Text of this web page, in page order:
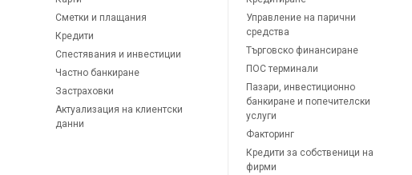
Сметки и плащания
Кредити
Спестявания и инвестиции
Частно банкиране
Застраховки
Актуализация на клиентски
данни
Управление на парични
средства
Търговско финансиране
ПОС терминали
Пазари, инвестиционно
банкиране и попечителски
услуги
Факторинг
Кредити за собственици на
фирми